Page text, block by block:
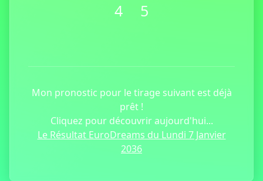
4
5
Mon pronostic pour le tirage suivant est déjà
prêt !
Cliquez pour découvrir aujourd'hui...
Le Résultat EuroDreams du Lundi 7 Janvier
2036